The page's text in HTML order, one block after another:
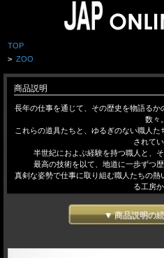
TOP
> ZOO
商品説明
長年の仕事を通じて、その歴史を物語る
数々。
これらの道具たちと、ゆるぎのない職人
されてい
半世紀におよぶ経験を持つ職人と、
最高の技術を以て、地道に一歩ずつ
真剣な姿勢で仕事に取り組む職人たちの
る工房か
▼ 商品説明の